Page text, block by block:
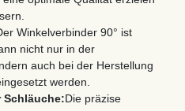
Winkelverbinder 90° ist
nicht nur in der
auch bei der Herstellung
werden.
Schläuche:Die präzise